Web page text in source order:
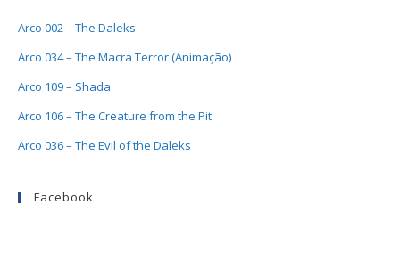
Arco 002 – The Daleks
Arco 034 – The Macra Terror (Animação)
Arco 109 – Shada
Arco 106 – The Creature from the Pit
Arco 036 – The Evil of the Daleks
Facebook